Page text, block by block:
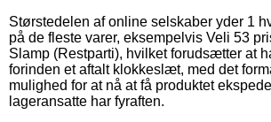
Størstedelen af online selskaber yder 1
på de fleste varer, eksempelvis Veli 53
Slamp (Restparti), hvilket forudsætter at
forinden et aftalt klokkeslæt, med det
mulighed for at nå at få produktet
lageransatte har fyraften.